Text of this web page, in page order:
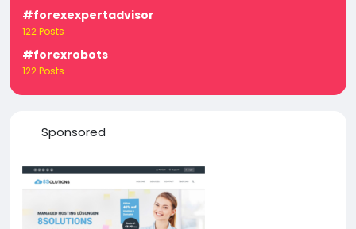
#forexexpertadvisor
122 Posts
#forexrobots
122 Posts
Sponsored